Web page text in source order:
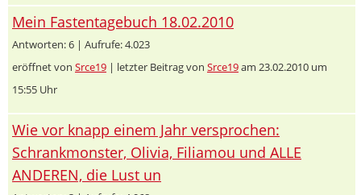
Mein Fastentagebuch 18.02.2010
Antworten: 6 | Aufrufe: 4.023
eröffnet von Srce19 | letzter Beitrag von Srce19am 23.02.2010 um
15:55 Uhr
Wie vor knapp einem Jahr versprochen:
Schrankmonster, Olivia, Filiamou und ALLE
ANDEREN, die Lust un